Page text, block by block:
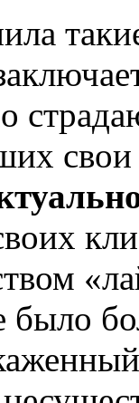
было